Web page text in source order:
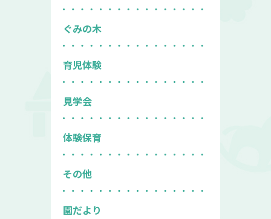
ぐみの木
育児体験
見学会
体験保育
その他
園だより